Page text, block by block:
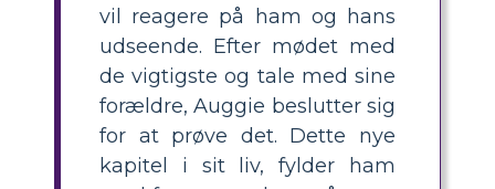
vil reagere på ham og hans
udseende. Efter mødet med
de vigtigste og tale med sine
forældre, Auggie beslutter sig
for at prøve det. Dette nye
kapitel i sit liv, fylder ham